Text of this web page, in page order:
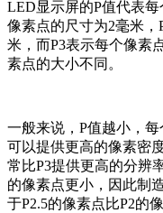
LED显示屏的P值代表
像素点的尺寸为2毫米，
米，而P3表示每个像素
素点的大小不同。
一般来说，P值越小，
可以提供更高的像素密
常比P3提供更高的分辨
的像素点更小，因此制
于P2.5的像素点比P2的